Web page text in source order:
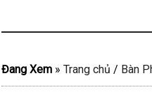
Đang Xem » Trang chủ / Bàn